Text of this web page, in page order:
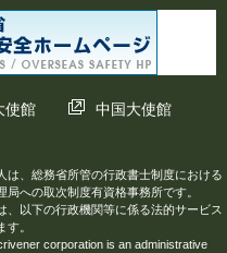
使館 中国大使館
は、総務省所管の行政書士制度における
への取次制度有資格事務所です。
、以下の行政機関等に係る法的サービス
す。
corporation is an administrative